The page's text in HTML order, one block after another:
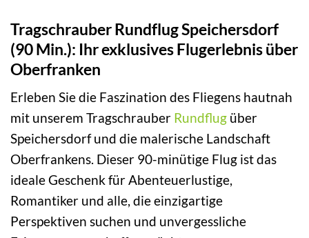
Tragschrauber Rundflug Speichersdorf
(90 Min.): Ihr exklusives Flugerlebnis über
Oberfranken
Erleben Sie die Faszination des Fliegens hautnah
mit unserem Tragschrauber Rundflug über
Speichersdorf und die malerische Landschaft
Oberfrankens. Dieser 90-minütige Flug ist das
ideale Geschenk für Abenteuerlustige,
Romantiker und alle, die einzigartige
Perspektiven suchen und unvergessliche